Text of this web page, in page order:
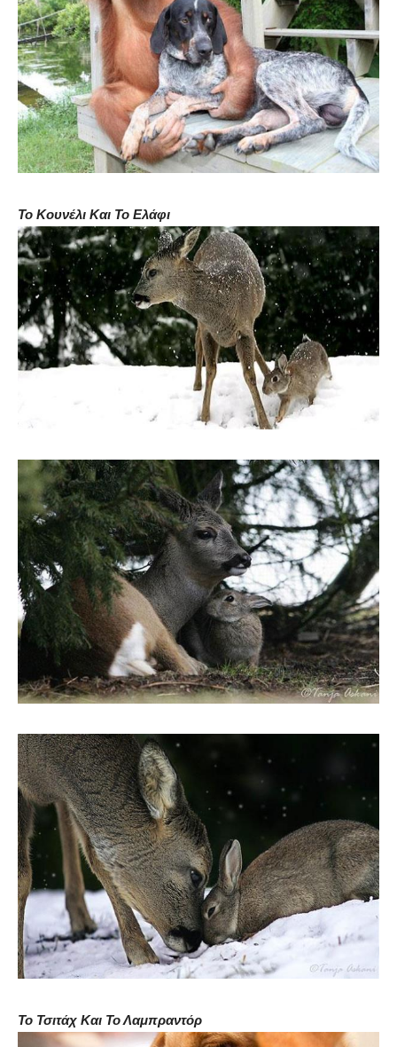
Το Κουνέλι Και Το Ελάφι
Το Τσιτάχ Και Το Λαμπραντόρ